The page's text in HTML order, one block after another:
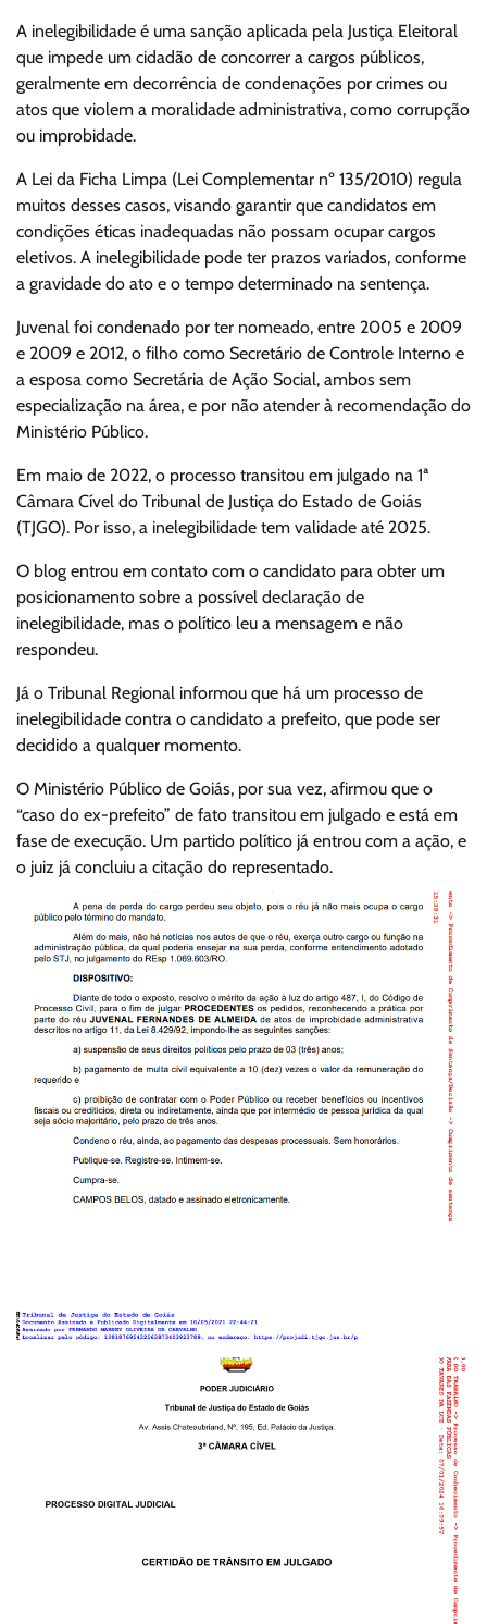
A inelegibilidade é uma sanção aplicada pela Justiça Eleitoral
que impede um cidadão de concorrer a cargos públicos,
geralmente em decorrência de condenações por crimes ou
atos que violem a moralidade administrativa, como corrupção
ou improbidade.
A Lei da Ficha Limpa (Lei Complementar nº 135/2010) regula
muitos desses casos, visando garantir que candidatos em
condições éticas inadequadas não possam ocupar cargos
eletivos. A inelegibilidade pode ter prazos variados, conforme
a gravidade do ato e o tempo determinado na sentença.
Juvenal foi condenado por ter nomeado, entre 2005 e 2009
e 2009 e 2012, o filho como Secretário de Controle Interno e
a esposa como Secretária de Ação Social, ambos sem
especialização na área, e por não atender à recomendação do
Ministério Público.
Em maio de 2022, o processo transitou em julgado na 1ª
Câmara Cível do Tribunal de Justiça do Estado de Goiás
(TJGO). Por isso, a inelegibilidade tem validade até 2025.
O blog entrou em contato com o candidato para obter um
posicionamento sobre a possível declaração de
inelegibilidade, mas o político leu a mensagem e não
respondeu.
Já o Tribunal Regional informou que há um processo de
inelegibilidade contra o candidato a prefeito, que pode ser
decidido a qualquer momento.
O Ministério Público de Goiás, por sua vez, afirmou que o
“caso do ex-prefeito” de fato transitou em julgado e está em
fase de execução. Um partido político já entrou com a ação, e
o juiz já concluiu a citação do representado.